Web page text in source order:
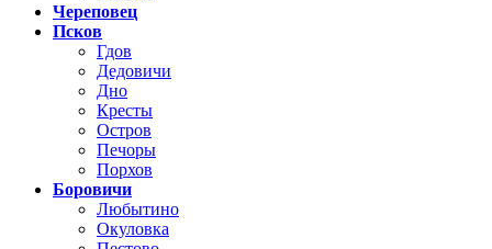
Череповец
Псков
Гдов
Дедовичи
Дно
Кресты
Остров
Печоры
Порхов
Боровичи
Любытино
Окуловка